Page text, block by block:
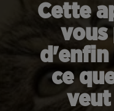
Cette
d'enfin
ce